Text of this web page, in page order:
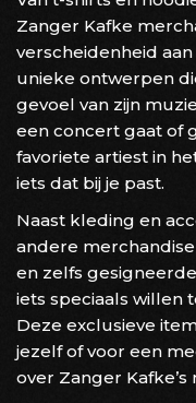
Zanger Kafke
verscheidenheid
unieke ontwerpen
gevoel van zijn
een concert gaat of
favoriete artiest in
iets dat bij je past.
Naast kleding en
andere
en zelfs
iets speciaals willen
Deze exclusieve
jezelf of voor een
over Zanger Kafke’s